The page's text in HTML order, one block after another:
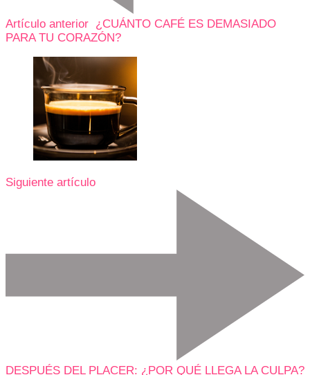
Artículo anterior ¿CUÁNTO CAFÉ ES DEMASIADO
PARA TU CORAZÓN?
Siguiente artículo
DESPUÉS DEL PLACER: ¿POR QUÉ LLEGA LA CULPA?